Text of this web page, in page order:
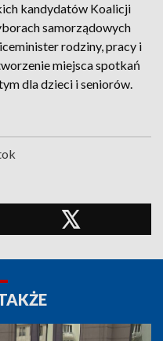
kandydatów Koalicji
samorządowych
rodziny, pracy i
miejsca spotkań
dla dzieci i seniorów.